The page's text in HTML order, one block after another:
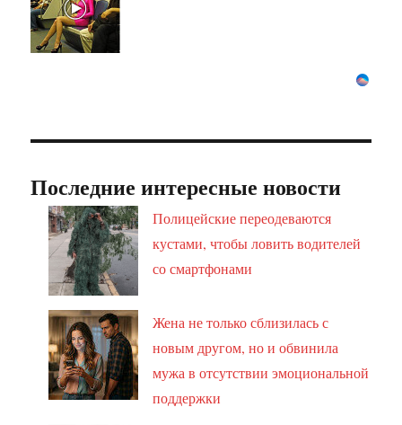
Последние интересные новости
Полицейские переодеваются
кустами, чтобы ловить водителей
со смартфонами
Жена не только сблизилась с
новым другом, но и обвинила
мужа в отсутствии эмоциональной
поддержки